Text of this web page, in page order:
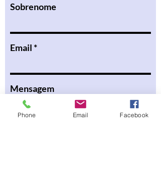
Sobrenome
Email
Mensagem
Phone Email Facebook